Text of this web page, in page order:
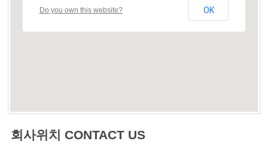
Do you own this website? OK
회사위치 CONTACT US